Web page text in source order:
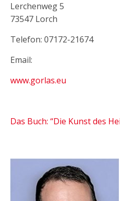
Lerchenweg 5
73547 Lorch
Telefon: 07172-21674
Email:
www.gorlas.eu
Das Buch: “Die Kunst des